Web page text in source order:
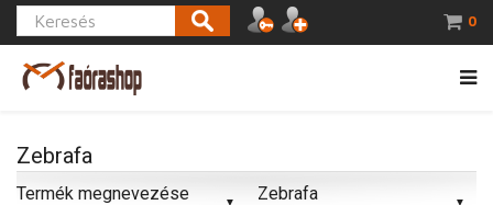
0
Zebrafa
Termék megnevezése
Zebrafa